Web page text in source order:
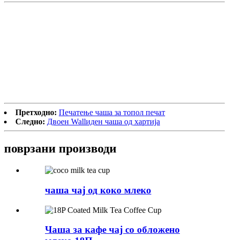
Претходно: Печатење чаша за топол печат
Следно: Двоен Wallиден чаша од хартија
поврзани производи
чаша чај од коко млеко
Чаша за кафе чај со обложено